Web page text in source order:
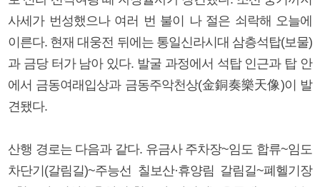
사세가 번성했으나 여러 번 불이 나 절은 쇠락해 오늘에
이른다. 현재 대웅전 뒤에는 통일신라시대 삼층석탑(보물)
과 금당 터가 남아 있다. 발굴 과정에서 석탑 인근과 탑 안
에서 금동여래입상과 금동주악천상(金銅奏樂天像)이 발
견됐다.
산행 경로는 다음과 같다. 유금사 주차장~임도 합류~임도
차단기(갈림길)~주능선 칠보산·휴양림 갈림길~폐헬기장